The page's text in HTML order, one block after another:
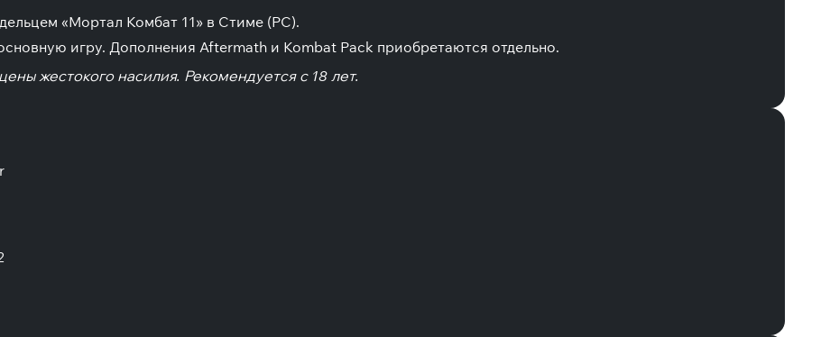
«Мортал Комбат 11» в Стиме (PC).
игру. Дополнения Aftermath и Kombat Pack приобретаются отдельно.
жестокого насилия. Рекомендуется с 18 лет.